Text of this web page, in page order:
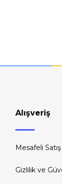
Alışveriş
Mesafeli
Gizlilik ve